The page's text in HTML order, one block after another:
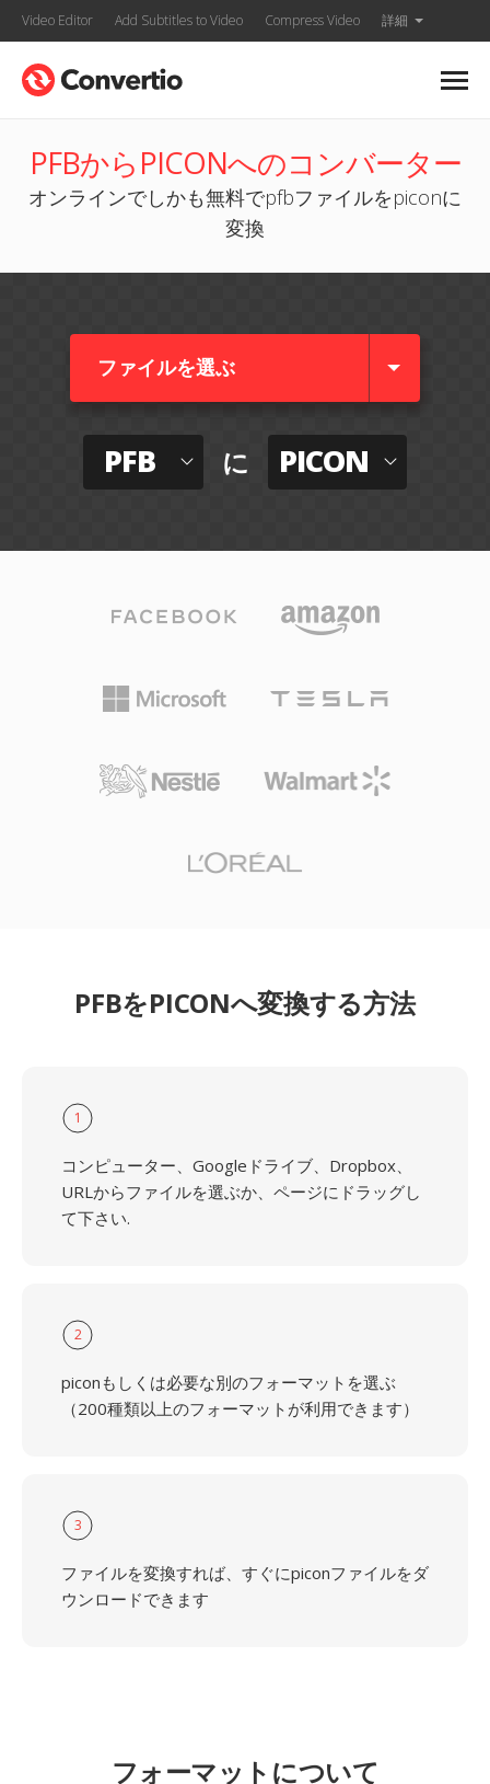
Video Editor Add Subtitles to Video Compress Video 詳細
PFBからPICONへのコンバーター
オンラインでしかも無料でpfbファイルをpiconに
変換
ファイルを選ぶ
PFB に PICON
PFBをPICONへ変換する方法
1
コンピューター、Googleドライブ、Dropbox、
URLからファイルを選ぶか、ページにドラッグし
て下さい.
2
piconもしくは必要な別のフォーマットを選ぶ
（200種類以上のフォーマットが利用できます）
3
ファイルを変換すれば、すぐにpiconファイルをダ
ウンロードできます
フォーマットについて